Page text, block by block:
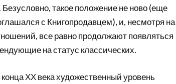
такое положение не ново (еще
с Книгопродавцем), и, несмотря на
все равно продолжают появляться
на статус классических.
ХХ века художественный уровень